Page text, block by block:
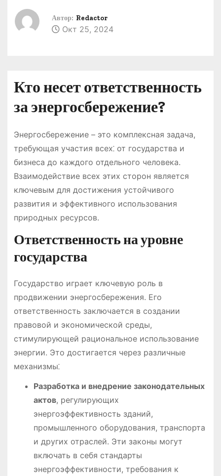
Автор: Redactor
Окт 25, 2024
Кто несет ответственность
за энергосбережение?
Энергосбережение – это комплексная задача,
требующая участия всех⁚ от государства и
бизнеса до каждого отдельного человека.
Взаимодействие всех этих сторон является
ключевым для достижения устойчивого
развития и эффективного использования
природных ресурсов.
Ответственность на уровне
государства
Государство играет ключевую роль в
продвижении энергосбережения. Его
ответственность заключается в создании
правовой и экономической среды,
стимулирующей рациональное использование
энергии. Это достигается через различные
механизмы⁚
Разработка и внедрение законодательных
актов, регулирующих
энергоэффективность зданий,
промышленного оборудования, транспорта
и других отраслей. Эти законы могут
включать в себя стандарты
энергоэффективности, требования к